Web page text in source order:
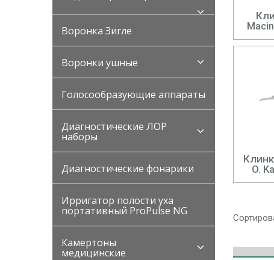
Воронка Зигле
Воронки ушные
Голосообразующие аппараты
Диагностические ЛОР
наборы
Диагностические фонарики
Ирригатор полости уха
портативный ProPulse NG
Камертоны
медицинские
O.